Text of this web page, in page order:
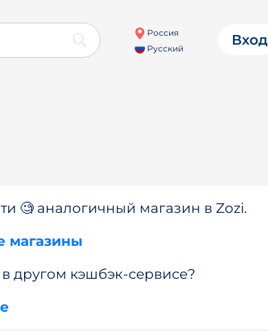
Россия
Русский
Вход
🧐 аналогичный магазин в Zozi.
магазины
другом кэшбэк-сервисе?